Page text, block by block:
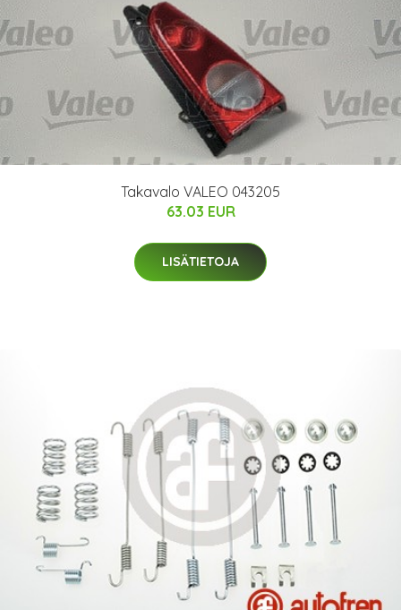
Takavalo VALEO 043205
63.03 EUR
LISÄTIETOJA